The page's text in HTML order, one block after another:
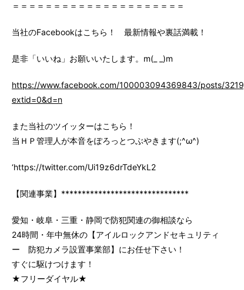
＝＝＝＝＝＝＝＝＝＝＝＝＝＝＝＝＝＝＝＝＝
当社のFacebookはこちら！ 最新情報や裏話満載！
是非「いいね」お願いいたします。m(_ _)m
https://www.facebook.com/100003094369843/posts/
extid=0&d=n
また当社のツイッターはこちら！
当ＨＰ管理人が本音をぽろっとつぶやきます(;^ω^)
‘https://twitter.com/Ui19z6drTdeYkL2
【関連事業】*******************************
愛知・岐阜・三重・静岡で防犯関連の御相談なら
24時間・年中無休の【アイルロックアンドセキュリティ
ー 防犯カメラ設置事業部】にお任せ下さい！
すぐに駆けつけます！
★フリーダイヤル★